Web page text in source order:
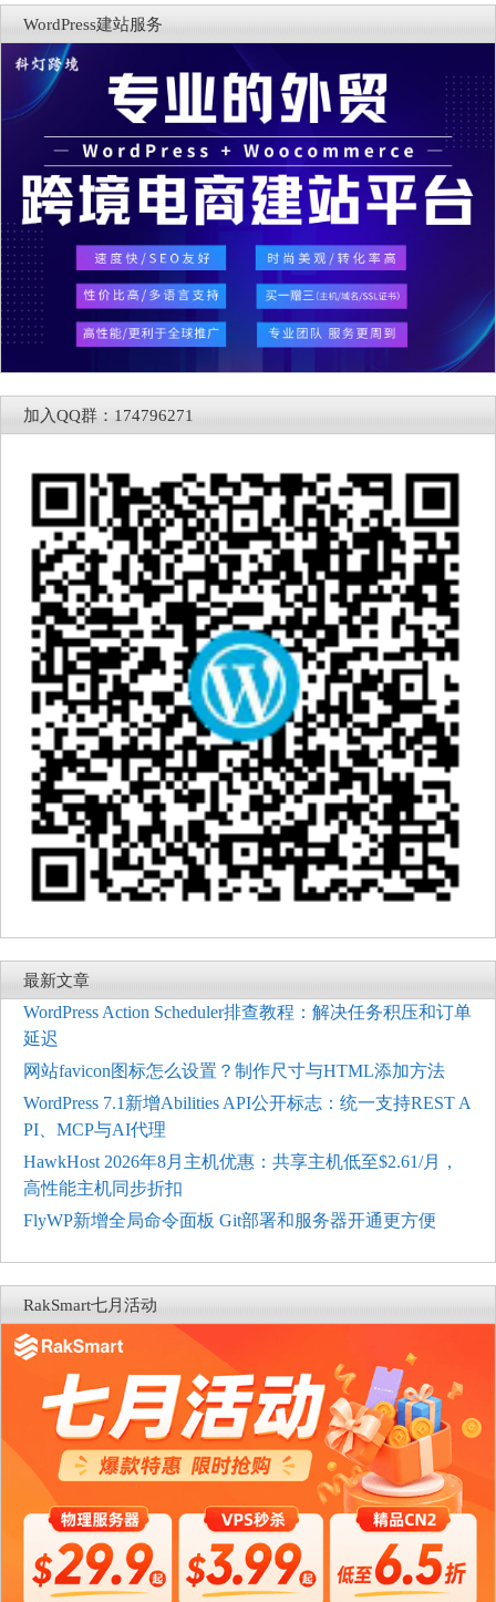
WordPress建站服务
加入QQ群：174796271
最新文章
WordPress Action Scheduler排查教程：解决任务积压和订单
延迟
网站favicon图标怎么设置？制作尺寸与HTML添加方法
WordPress 7.1新增Abilities API公开标志：统一支持REST A
PI、MCP与AI代理
HawkHost 2026年8月主机优惠：共享主机低至$2.61/月，
高性能主机同步折扣
FlyWP新增全局命令面板 Git部署和服务器开通更方便
RakSmart七月活动